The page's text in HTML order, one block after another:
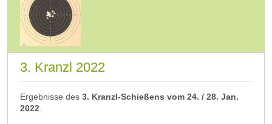
3. Kranzl 2022
Ergebnisse des 3. Kranzl-Schießens vom 24. / 28. Jan.
2022